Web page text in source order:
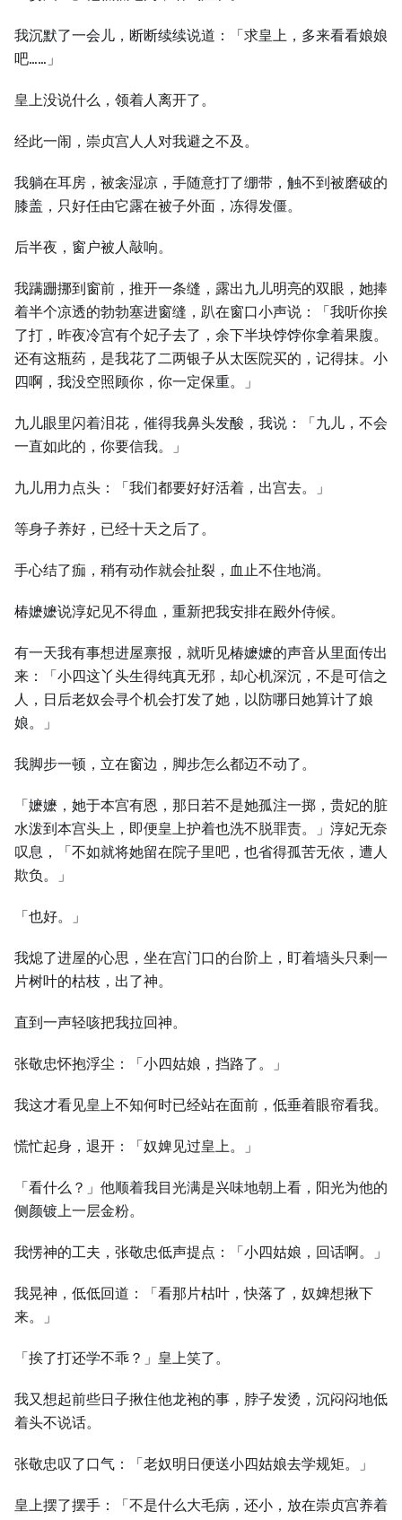
我沉默了一会儿，断断续续说道：「求皇上，多来看看娘娘
吧……」
皇上没说什么，领着人离开了。
经此一闹，崇贞宫人人对我避之不及。
我躺在耳房，被衾湿凉，手随意打了绷带，触不到被磨破的
膝盖，只好任由它露在被子外面，冻得发僵。
后半夜，窗户被人敲响。
我蹒跚挪到窗前，推开一条缝，露出九儿明亮的双眼，她捧
着半个凉透的勃勃塞进窗缝，趴在窗口小声说：「我听你挨
了打，昨夜冷宫有个妃子去了，余下半块饽饽你拿着果腹。
还有这瓶药，是我花了二两银子从太医院买的，记得抹。小
四啊，我没空照顾你，你一定保重。」
九儿眼里闪着泪花，催得我鼻头发酸，我说：「九儿，不会
一直如此的，你要信我。」
九儿用力点头：「我们都要好好活着，出宫去。」
等身子养好，已经十天之后了。
手心结了痂，稍有动作就会扯裂，血止不住地淌。
椿嬷嬷说淳妃见不得血，重新把我安排在殿外侍候。
有一天我有事想进屋禀报，就听见椿嬷嬷的声音从里面传出
来：「小四这丫头生得纯真无邪，却心机深沉，不是可信之
人，日后老奴会寻个机会打发了她，以防哪日她算计了娘
娘。」
我脚步一顿，立在窗边，脚步怎么都迈不动了。
「嬷嬷，她于本宫有恩，那日若不是她孤注一掷，贵妃的脏
水泼到本宫头上，即便皇上护着也洗不脱罪责。」淳妃无奈
叹息，「不如就将她留在院子里吧，也省得孤苦无依，遭人
欺负。」
「也好。」
我熄了进屋的心思，坐在宫门口的台阶上，盯着墙头只剩一
片树叶的枯枝，出了神。
直到一声轻咳把我拉回神。
张敬忠怀抱浮尘：「小四姑娘，挡路了。」
我这才看见皇上不知何时已经站在面前，低垂着眼帘看我。
慌忙起身，退开：「奴婢见过皇上。」
「看什么？」他顺着我目光满是兴味地朝上看，阳光为他的
侧颜镀上一层金粉。
我愣神的工夫，张敬忠低声提点：「小四姑娘，回话啊。」
我晃神，低低回道：「看那片枯叶，快落了，奴婢想揪下
来。」
「挨了打还学不乖？」皇上笑了。
我又想起前些日子揪住他龙袍的事，脖子发烫，沉闷闷地低
着头不说话。
张敬忠叹了口气：「老奴明日便送小四姑娘去学规矩。」
皇上摆了摆手：「不是什么大毛病，还小，放在崇贞宫养着